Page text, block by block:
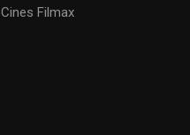
Cines Filmax